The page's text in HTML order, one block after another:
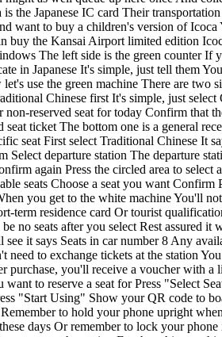
the Japanese IC card Their
want to buy a children's version of
the Kansai Airport limited edition
The left side is the green counter
in Japanese It's simple, just tell them
use the green machine There are
Chinese first It's simple, just select QR code scanning Select today's date Confirm and agree Now you need to scan your passport There's a passport scanner here Photo side facing up It will show your non-reserved seat for today Confirm that the time is today's date Then press confirm Issuing ticket Please take your ticket Thank you After it comes out You'll have two pieces The top one is your non-reserved seat ticket The bottom one is a general receipt You can ignore this Now let's continue We want to continue using this ticket To reserve a reserved seat Now We'll use this non-reserved ticket to reserve a specific seat First select Traditional Chinese It says here Using Haruka one-way ticket to reserve a specific seat You can insert up to 4 tickets at once Insert your ticket Then select "Insertion Complete" Press confirm Select departure station The departure station is Kansai Airport, starts with K Then select your destination station Confirm your departure and destination Press search Select the time of the train Then press confirm again Press the circled area to select a seat You can choose yourself Or let the system choose for you I'll select "Choose from seat map" You can choose any car you want Select the one with the most available seats Choose a seat you want Confirm Press confirm again Please take your ticket Thank you After completion, it will dispense two tickets One is for non-reserved seating And one is for your reserved seat When you get to the white machine You'll notice there's no one queuing This is the fastest way Let's get tickets here We can select Traditional Chinese directly There's a confirmation screen You must have a short-term residence card Or tourist qualification to purchase Scan your QR code It will list all available trains So confirm this train has reserved seats available Then select it So don't worry about Whether there will be